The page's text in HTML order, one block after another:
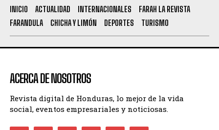
INICIO ACTUALIDAD INTERNACIONALES
FARAH LA REVISTA
FARANDULA
CHICHA Y LIMÓN DEPORTES TURISMO
ACERCA DE NOSOTROS
Revista digital de Honduras, lo mejor de la vida
social, eventos empresariales y noticiosas.